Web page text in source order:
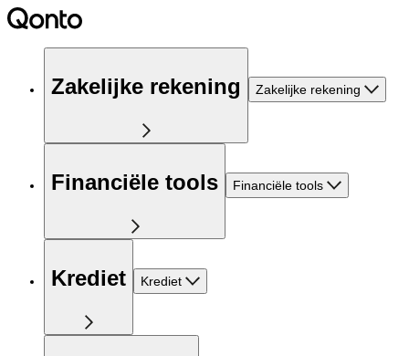
Zakelijke rekening Zakelijke rekening
Financiële tools Financiële tools
Krediet Krediet